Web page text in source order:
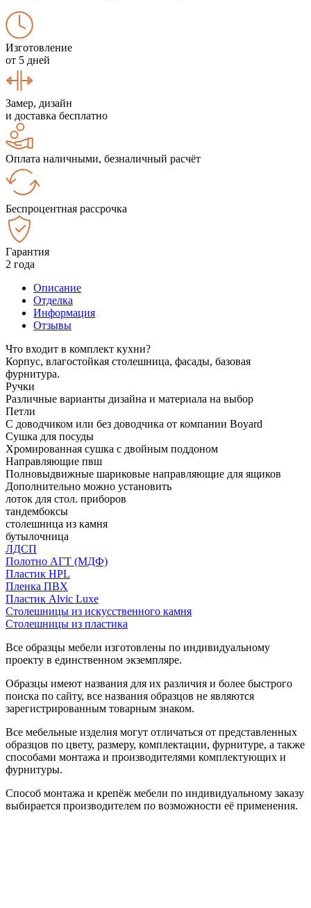
Изготовление
от 5 дней
Замер, дизайн
и доставка бесплатно
Оплата наличными, безналичный расчёт
Беспроцентная рассрочка
Гарантия
2 года
Описание
Отделка
Информация
Отзывы
Что входит в комплект кухни?
Корпус, влагостойкая столешница, фасады, базовая
фурнитура.
Ручки
Различные варианты дизайна и материала на выбор
Петли
С доводчиком или без доводчика от компании Boyard
Сушка для посуды
Хромированная сушка с двойным поддоном
Направляющие пвш
Полновыдвижные шариковые направляющие для ящиков
Дополнительно можно установить
лоток для стол. приборов
тандембоксы
столешница из камня
бутылочница
ЛДСП
Полотно АГТ (МДФ)
Пластик HPL
Пленка ПВХ
Пластик Alvic Luxe
Столешницы из искусственного камня
Столешницы из пластика
Все образцы мебели изготовлены по индивидуальному
проекту в единственном экземпляре.
Образцы имеют названия для их различия и более быстрого
поиска по сайту, все названия образцов не являются
зарегистрированным товарным знаком.
Все мебельные изделия могут отличаться от представленных
образцов по цвету, размеру, комплектации, фурнитуре, а также
способами монтажа и производителями комплектующих и
фурнитуры.
Способ монтажа и крепёж мебели по индивидуальному заказу
выбирается производителем по возможности её применения.